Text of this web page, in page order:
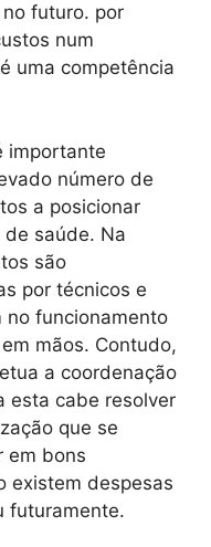
futuro. por
num
uma competência
importante
número de
a posicionar
saúde. Na
são
por técnicos e
no funcionamento
mãos. Contudo,
a coordenação
esta cabe resolver
que se
em bons
existem despesas
futuramente.